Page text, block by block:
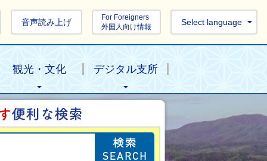
音声読み上げ
For Foreigners
外国人向け情報
Select language
観光・文化 デジタル支所
目的の情報を探